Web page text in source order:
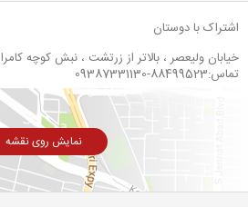
اشتراک با دوستان
خیابان ولیعصر ، بالاتر از زرتشت ، نبش کوچه
تماس:88499523-09387331130
نمایش روی نقشه